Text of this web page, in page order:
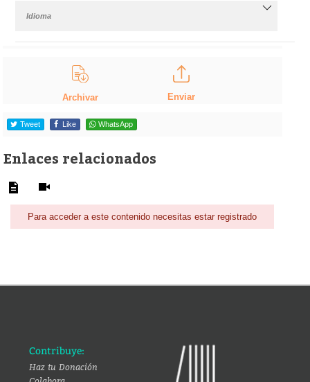
Idioma
Archivar Enviar
Tweet Like WhatsApp
Enlaces relacionados
Para acceder a este contenido necesitas estar registrado
Contribuye:
Haz tu Donación